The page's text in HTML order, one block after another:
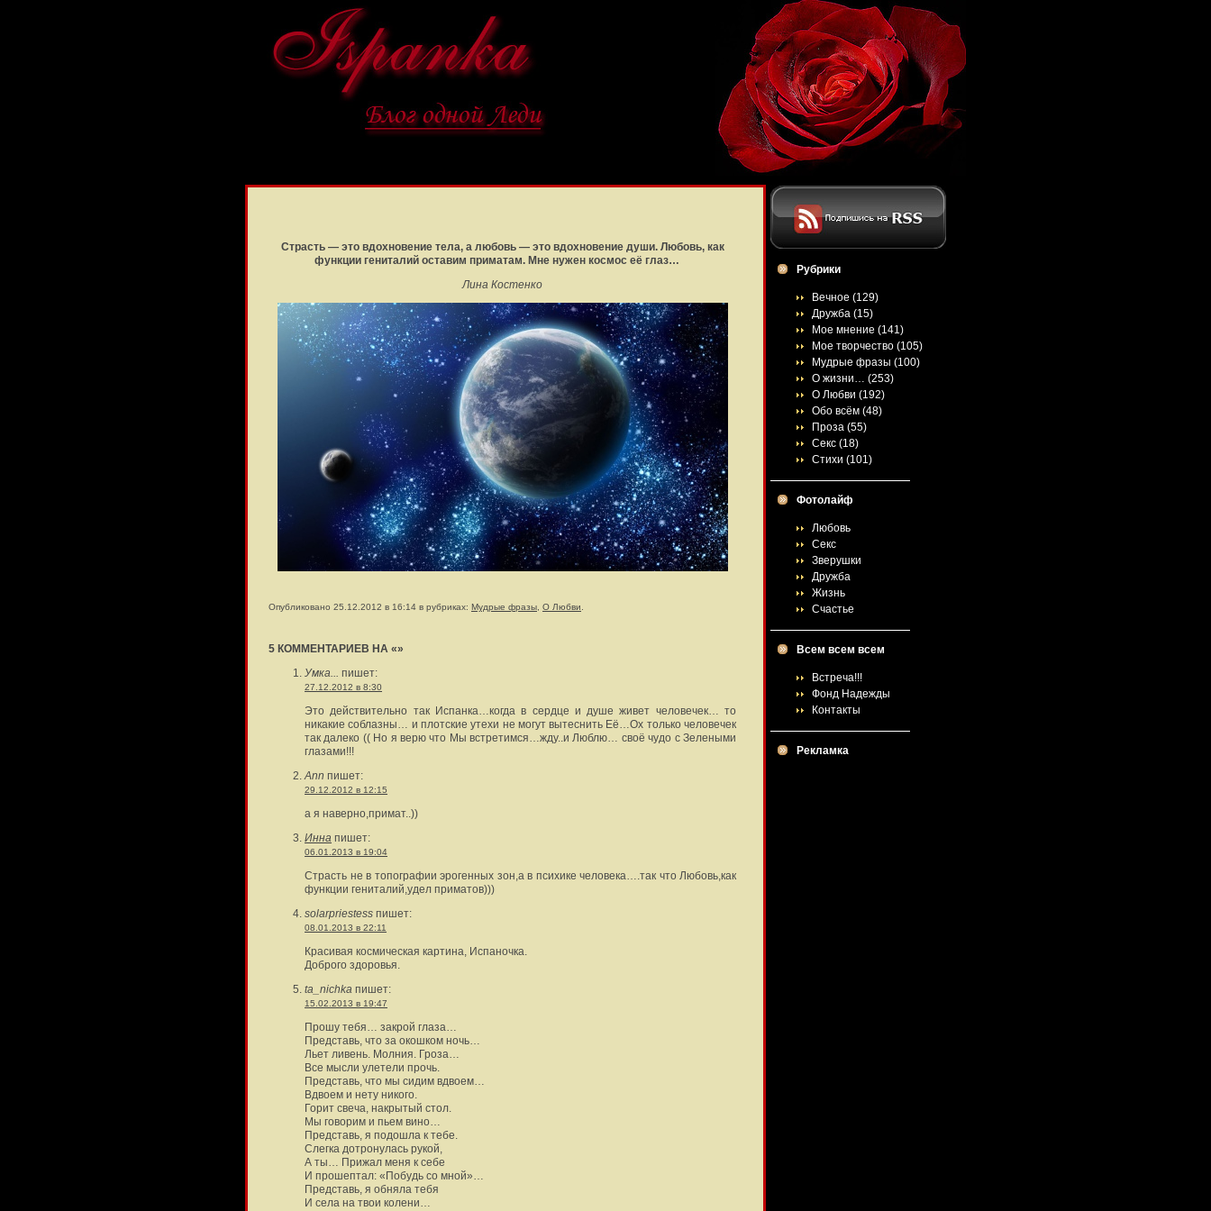
Страсть — это вдохновение тела, а любовь — это вдохновение души. Любовь, как
функции гениталий оставим приматам. Мне нужен космос её глаз…
Лина Костенко
Опубликовано 25.12.2012 в 16:14 в рубриках: Мудрые фразы О Любви
5 КОММЕНТАРИЕВ НА «»
Умка... пишет:
27.12.2012 в 8:30
Это действительно так Испанка…когда в сердце и душе живет человечек… то
никакие соблазны… и плотские утехи не могут вытеснить Её…Ох только человечек
так далеко (( Но я верю что Мы встретимся…жду..и Люблю… своё чудо с Зелеными
глазами!!!
Ann пишет:
29.12.2012 в 12:15
а я наверно,примат..))
Инна пишет:
06.01.2013 в 19:04
Страсть не в топографии эрогенных зон,а в психике человека….так что Любовь,как
функции гениталий,удел приматов)))
solarpriestess пишет:
08.01.2013 в 22:11
Красивая космическая картина, Испаночка.
Доброго здоровья.
ta_nichka пишет:
15.02.2013 в 19:47
Прошу тебя… закрой глаза…
Представь, что за окошком ночь…
Льет ливень. Молния. Гроза…
Все мысли улетели прочь.
Представь, что мы сидим вдвоем…
Вдвоем и нету никого.
Горит свеча, накрытый стол.
Мы говорим и пьем вино…
Представь, я подошла к тебе.
Слегка дотронулась рукой,
А ты… Прижал меня к себе
И прошептал: «Побудь со мной»…
Представь, я обняла тебя
И села на твои колени…
Рубрики
Вечное (129)
Дружба (15)
Мое мнение (141)
Мое творчество (105)
Мудрые фразы (100)
О жизни… (253)
О Любви (192)
Обо всём (48)
Проза (55)
Секс (18)
Стихи (101)
Фотолайф
Любовь
Секс
Зверушки
Дружба
Жизнь
Счастье
Всем всем всем
Встреча!!!
Фонд Надежды
Контакты
Рекламка